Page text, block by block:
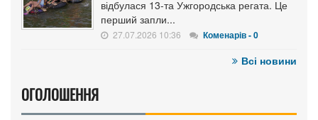
відбулася 13-та Ужгородська регата. Це
перший запли...
27.07.2026 10:36 Коменарів - 0
Всі новини
ОГОЛОШЕННЯ